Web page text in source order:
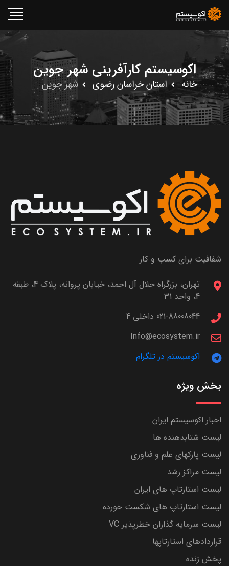
اکوسیستم کارآفرینی شهر جوین
خانه استان خراسان رضوى شهر جوین
شفافیت برای کسب و کار
تهران، بزرگراه جلال آل احمد، خیابان پروانه، پلاک 4، طبقه
4، واحد 31
021-88008044 داخلی 4
Info@ecosystem.ir
اکوسیستم در تلگرام
بخش ویژه
اخبار اکوسیستم ایران
لیست شتابدهنده ها
لیست پارکهای علم و فناوری
لیست مراکز رشد
لیست استارتاپ های ایران
لیست استارتاپ های شکست خورده
لیست سرمایه گذاران خطرپذیر VC
قراردادهای استارتاپها
پخش زنده